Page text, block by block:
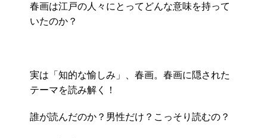
春画は江戸の人々にとってどんな意味を持って
いたのか？
実は「知的な愉しみ」、春画。春画に隠された
テーマを読み解く！
誰が読んだのか？男性だけ？こっそり読むの？